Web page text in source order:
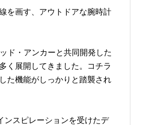
を画す、アウトドアな腕時計
ド・アンカーと共同開発した
く展開してきました。コチラ
た機能がしっかりと踏襲され
ンスピレーションを受けたデ